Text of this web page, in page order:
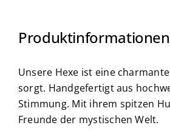
Produktinformationen
Unsere Hexe ist eine
sorgt. Handgefertigt aus
Stimmung. Mit ihrem spitzen
Freunde der mystischen Welt.